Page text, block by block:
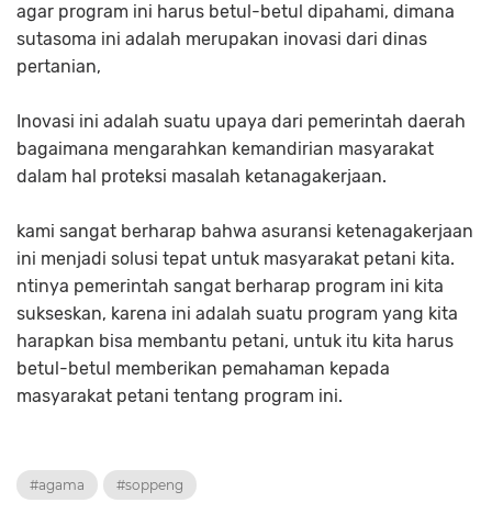
agar program ini harus betul-betul dipahami, dimana
sutasoma ini adalah merupakan inovasi dari dinas
pertanian,
Inovasi ini adalah suatu upaya dari pemerintah daerah
bagaimana mengarahkan kemandirian masyarakat
dalam hal proteksi masalah ketanagakerjaan.
kami sangat berharap bahwa asuransi ketenagakerjaan
ini menjadi solusi tepat untuk masyarakat petani kita.
ntinya pemerintah sangat berharap program ini kita
sukseskan, karena ini adalah suatu program yang kita
harapkan bisa membantu petani, untuk itu kita harus
betul-betul memberikan pemahaman kepada
masyarakat petani tentang program ini.
#agama #soppeng